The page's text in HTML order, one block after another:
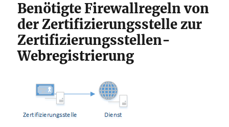
Benötigte Firewallregeln von
der Zertifizierungsstelle zur
Zertifizierungsstellen-
Webregistrierung